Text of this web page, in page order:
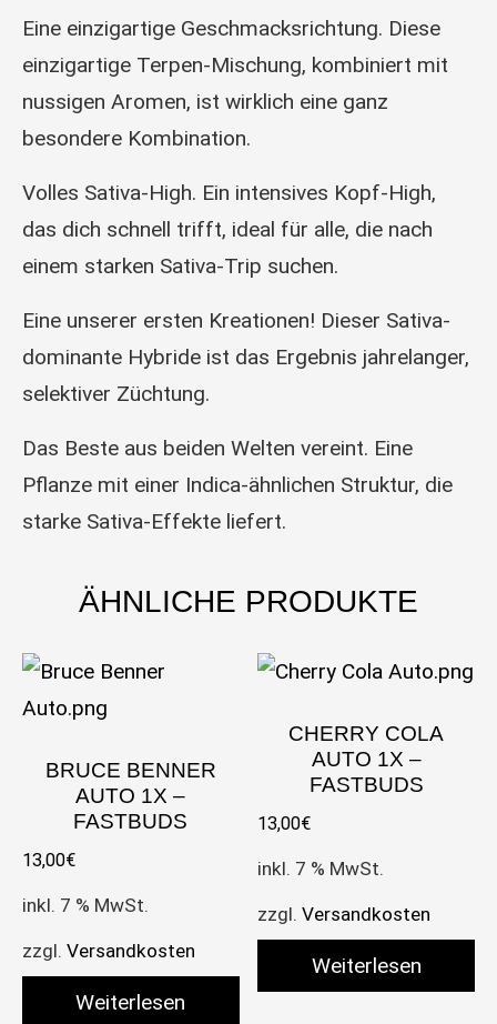
Eine einzigartige Geschmacksrichtung. Diese
einzigartige Terpen-Mischung, kombiniert mit
nussigen Aromen, ist wirklich eine ganz
besondere Kombination.
Volles Sativa-High. Ein intensives Kopf-High,
das dich schnell trifft, ideal für alle, die nach
einem starken Sativa-Trip suchen.
Eine unserer ersten Kreationen! Dieser Sativa-
dominante Hybride ist das Ergebnis jahrelanger,
selektiver Züchtung.
Das Beste aus beiden Welten vereint. Eine
Pflanze mit einer Indica-ähnlichen Struktur, die
starke Sativa-Effekte liefert.
ÄHNLICHE PRODUKTE
BRUCE BENNER
AUTO 1X –
FASTBUDS
13,00€
inkl. 7 % MwSt.
zzgl. Versandkosten
Weiterlesen
CHERRY COLA
AUTO 1X –
FASTBUDS
13,00€
inkl. 7 % MwSt.
zzgl.Versandkosten
Weiterlesen